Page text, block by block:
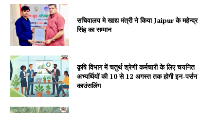
SUBSCRIBE NOW
सचिवालय मे खाद्य मंत्री ने किया Jaipur के महेन्द्र
सिंह का सम्मान
कृषि विभाग में चतुर्थ श्रेणी कर्मचारी के लिए चयनित
अभ्यर्थियों की 10 से 12 अगस्त तक होगी इन-पर्सन
काउंसलिंग